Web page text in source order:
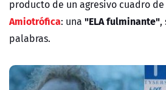
producto de un agresivo cuadro de
Amiotrófica: una "ELA fulminante",
palabras.